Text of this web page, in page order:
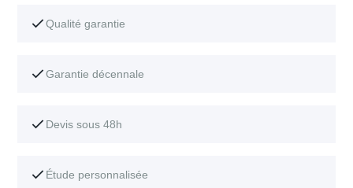
Qualité garantie
Garantie décennale
Devis sous 48h
Étude personnalisée